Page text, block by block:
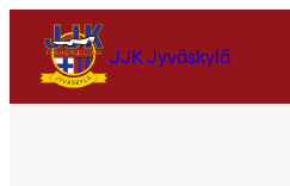
JJK Jyväskylä